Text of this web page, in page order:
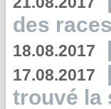
des
18.08.2017
17.08.2017
trouvé la